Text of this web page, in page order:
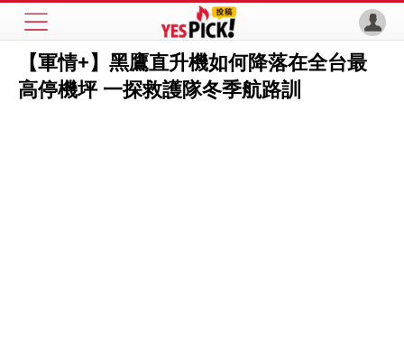
【軍情+】黑鷹直升機如何降落在全台最
高停機坪 一探救護隊冬季航路訓